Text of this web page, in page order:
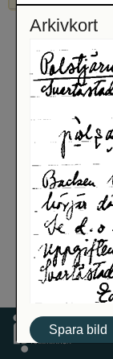
Arkivkort
Spara bild